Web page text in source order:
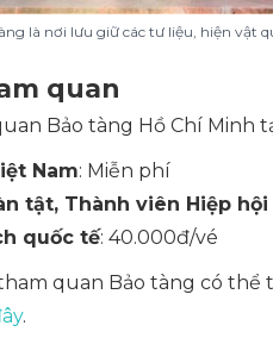
là nơi lưu giữ các tư liệu, hiện vật
quan
Bảo tàng Hồ Chí Minh
Nam: Miễn phí
tật, Thành viên Hiệp
quốc tế: 40.000đ/vé
quan Bảo tàng có thể
.